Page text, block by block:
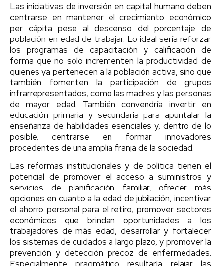
Las iniciativas de inversión en capital humano deben
centrarse en mantener el crecimiento económico
per cápita pese al descenso del porcentaje de
población en edad de trabajar. Lo ideal sería reforzar
los programas de capacitación y calificación de
forma que no solo incrementen la productividad de
quienes ya pertenecen a la población activa, sino que
también fomenten la participación de grupos
infrarrepresentados, como las madres y las personas
de mayor edad. También convendría invertir en
educación primaria y secundaria para apuntalar la
enseñanza de habilidades esenciales y, dentro de lo
posible, centrarse en formar innovadores
procedentes de una amplia franja de la sociedad.
Las reformas institucionales y de política tienen el
potencial de promover el acceso a suministros y
servicios de planificación familiar, ofrecer más
opciones en cuanto a la edad de jubilación, incentivar
el ahorro personal para el retiro, promover sectores
económicos que brindan oportunidades a los
trabajadores de más edad, desarrollar y fortalecer
los sistemas de cuidados a largo plazo, y promover la
prevención y detección precoz de enfermedades.
Especialmente pragmático resultaría relajar las